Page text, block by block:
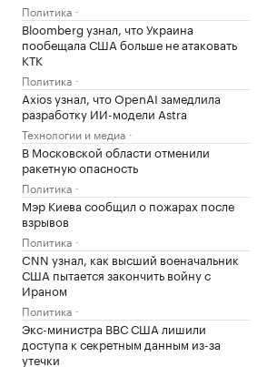
Политика
Bloomberg узнал, что Украина
пообещала США больше не атаковать
КТК
Политика
Axios узнал, что OpenAI замедлила
разработку ИИ-модели Astra
Технологии и медиа
В Московской области отменили
ракетную опасность
Политика
Мэр Киева сообщил о пожарах после
взрывов
Политика
CNN узнал, как высший военачальник
США пытается закончить войну с
Ираном
Политика
Экс-министра ВВС США лишили
доступа к секретным данным из-за
утечки